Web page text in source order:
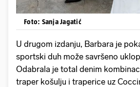
Foto: Sanja Jagatić
U drugom izdanju, Barbara je
sportski duh može savršeno
Odabrala je total denim
traper košulju i traperice uz